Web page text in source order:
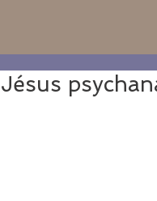
Jésus